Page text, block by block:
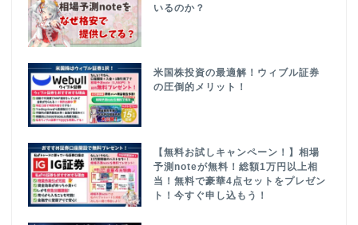
いるのか？
米国株投資の最適解！ウィブル証券
の圧倒的メリット！
【無料お試しキャンペーン！】相場
予測noteが無料！総額1万円以上相
当！無料で豪華4点セットをプレゼン
ト！今すぐ申し込もう！